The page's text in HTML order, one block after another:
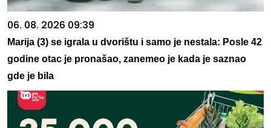
06. 08. 2026 09:39
Marija (3) se igrala u dvorištu i samo je nestala: Posle 42
godine otac je pronašao, zanemeo je kada je saznao
gde je bila